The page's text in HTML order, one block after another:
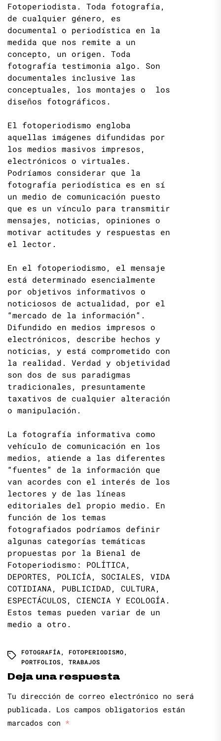
Fotoperiodista. Toda fotografía,
de cualquier género, es
documental o periodística en la
medida que nos remite a un
concepto, un origen. Toda
fotografía testimonia algo. Son
documentales inclusive las
conceptuales, los montajes o los
diseños fotográficos.
El fotoperiodismo engloba
aquellas imágenes difundidas por
los medios masivos impresos,
electrónicos o virtuales.
Podríamos considerar que la
fotografía periodística es en sí
un medio de comunicación puesto
que es un vínculo para transmitir
mensajes, noticias, opiniones o
motivar actitudes y respuestas en
el lector.
En el fotoperiodismo, el mensaje
está determinado esencialmente
por objetivos informativos o
noticiosos de actualidad, por el
“mercado de la información”.
Difundido en medios impresos o
electrónicos, describe hechos y
noticias, y está comprometido con
la realidad. Verdad y objetividad
son dos de sus paradigmas
tradicionales, presuntamente
taxativos de cualquier alteración
o manipulación.
La fotografía informativa como
vehículo de comunicación en los
medios, atiende a las diferentes
“fuentes” de la información que
van acordes con el interés de los
lectores y de las líneas
editoriales del propio medio. En
función de los temas
fotografiados podríamos definir
algunas categorías temáticas
propuestas por la Bienal de
Fotoperiodismo: POLÍTICA,
DEPORTES, POLICÍA, SOCIALES, VIDA
COTIDIANA, PUBLICIDAD, CULTURA,
ESPECTÁCULOS, CIENCIA Y ECOLOGÍA.
Estos temas pueden variar de un
medio a otro.
FOTOGRAFÍA, FOTOPERIODISMO,
PORTFOLIOS, TRABAJOS
Deja una respuesta
Tu dirección de correo electrónico no será
publicada.
Los campos obligatorios están
marcados con *